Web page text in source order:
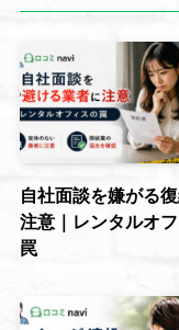
自社面談を嫌がる
注意｜レンタルオ
罠